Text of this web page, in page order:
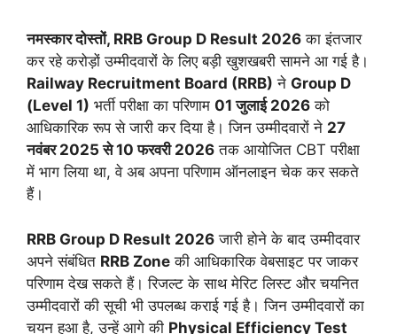
नमस्कार दोस्तों, RRB Group D Result 2026 का इंतजार
कर रहे करोड़ों उम्मीदवारों के लिए बड़ी खुशखबरी सामने आ गई है।
Railway Recruitment Board (RRB) ने Group D
(Level 1) भर्ती परीक्षा का परिणाम 01 जुलाई 2026 को
आधिकारिक रूप से जारी कर दिया है। जिन उम्मीदवारों ने 27
नवंबर 2025 से 10 फरवरी 2026 तक आयोजित CBT परीक्षा
में भाग लिया था, वे अब अपना परिणाम ऑनलाइन चेक कर सकते
हैं।
RRB Group D Result 2026 जारी होने के बाद उम्मीदवार
अपने संबंधित RRB Zone की आधिकारिक वेबसाइट पर जाकर
परिणाम देख सकते हैं। रिजल्ट के साथ मेरिट लिस्ट और चयनित
उम्मीदवारों की सूची भी उपलब्ध कराई गई है। जिन उम्मीदवारों का
चयन हुआ है, उन्हें आगे की Physical Efficiency Test